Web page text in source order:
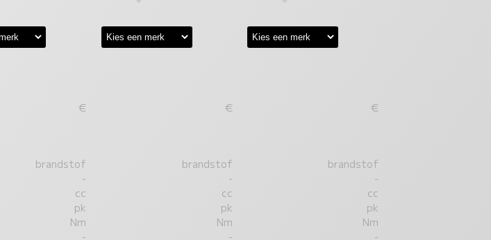
€
brandstof
-
cc
pk
Nm
-
€
brandstof
-
cc
pk
Nm
-
€
brandstof
-
cc
pk
Nm
-